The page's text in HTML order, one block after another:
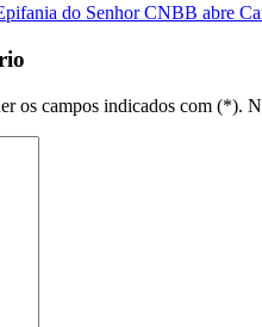
do SenhorCNBB abre
os campos indicados com (*).